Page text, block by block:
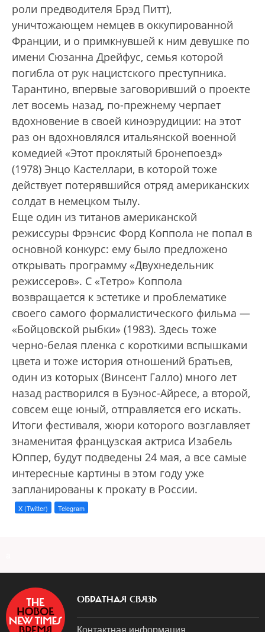
роли предводителя Брэд Питт),
уничтожающем немцев в оккупированной
Франции, и о примкнувшей к ним девушке по
имени Сюзанна Дрейфус, семья которой
погибла от рук нацистского преступника.
Тарантино, впервые заговоривший о проекте
лет восемь назад, по-прежнему черпает
вдохновение в своей киноэрудиции: на этот
раз он вдохновлялся итальянской военной
комедией «Этот проклятый бронепоезд»
(1978) Энцо Кастеллари, в которой тоже
действует потерявшийся отряд американских
солдат в немецком тылу.
Еще один из титанов американской
режиссуры Фрэнсис Форд Коппола не попал в
основной конкурс: ему было предложено
открывать программу «Двухнедельник
режиссеров». С «Тетро» Коппола
возвращается к эстетике и проблематике
своего самого формалистического фильма —
«Бойцовской рыбки» (1983). Здесь тоже
черно-белая пленка с короткими вспышками
цвета и тоже история отношений братьев,
один из которых (Винсент Галло) много лет
назад растворился в Буэнос-Айресе, а второй,
совсем еще юный, отправляется его искать.
Итоги фестиваля, жюри которого возглавляет
знаменитая французская актриса Изабель
Юппер, будут подведены 24 мая, а все самые
интересные картины в этом году уже
запланированы к прокату в России.
X (Twitter) Telegram
ОБРАТНАЯ СВЯЗЬ